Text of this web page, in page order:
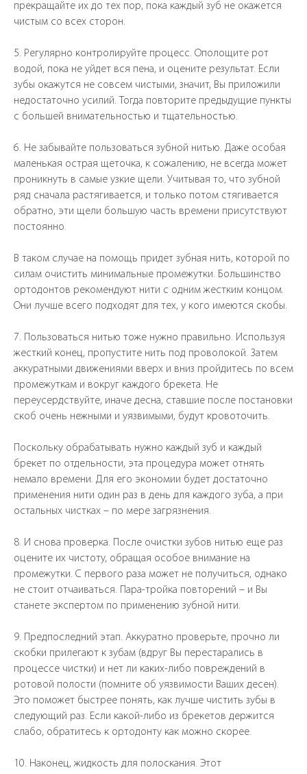
прекращайте их до тех пор, пока каждый зуб не окажется
чистым со всех сторон.
5. Регулярно контролируйте процесс. Ополощите рот
водой, пока не уйдет вся пена, и оцените результат. Если
зубы окажутся не совсем чистыми, значит, Вы приложили
недостаточно усилий. Тогда повторите предыдущие пункты
с большей внимательностью и тщательностью.
6. Не забывайте пользоваться зубной нитью. Даже особая
маленькая острая щеточка, к сожалению, не всегда может
проникнуть в самые узкие щели. Учитывая то, что зубной
ряд сначала растягивается, и только потом стягивается
обратно, эти щели большую часть времени присутствуют
постоянно.
В таком случае на помощь придет зубная нить, которой по
силам очистить минимальные промежутки. Большинство
ортодонтов рекомендуют нити с одним жестким концом.
Они лучше всего подходят для тех, у кого имеются скобы.
7. Пользоваться нитью тоже нужно правильно. Используя
жесткий конец, пропустите нить под проволокой. Затем
аккуратными движениями вверх и вниз пройдитесь по всем
промежуткам и вокруг каждого брекета. Не
переусердствуйте, иначе десна, ставшие после постановки
скоб очень нежными и уязвимыми, будут кровоточить.
Поскольку обрабатывать нужно каждый зуб и каждый
брекет по отдельности, эта процедура может отнять
немало времени. Для его экономии будет достаточно
применения нити один раз в день для каждого зуба, а при
остальных чистках – по мере загрязнения.
8. И снова проверка. После очистки зубов нитью еще раз
оцените их чистоту, обращая особое внимание на
промежутки. С первого раза может не получиться, однако
не стоит отчаиваться. Пара-тройка повторений – и Вы
станете экспертом по применению зубной нити.
9. Предпоследний этап. Аккуратно проверьте, прочно ли
скобки прилегают к зубам (вдруг Вы перестарались в
процессе чистки) и нет ли каких-либо повреждений в
ротовой полости (помните об уязвимости Ваших десен).
Это поможет быстрее понять, как лучше чистить зубы в
следующий раз. Если какой-либо из брекетов держится
слабо, обратитесь к ортодонту как можно скорее.
10. Наконец, жидкость для полоскания. Этот